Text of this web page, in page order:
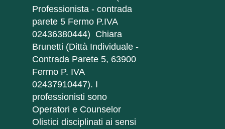
Professionista - contrada
parete 5 Fermo P.IVA
02436380444) Chiara
Brunetti (Dittà Individuale -
Contrada Parete 5, 63900
Fermo P. IVA
02437910447). I
professionisti sono
Operatori e Counselor
Olistici disciplinati ai sensi